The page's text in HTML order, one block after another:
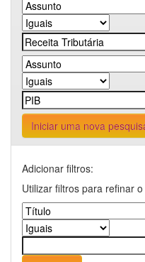
Iniciar uma nova
Adicionar filtros:
Utilizar filtros para refinar